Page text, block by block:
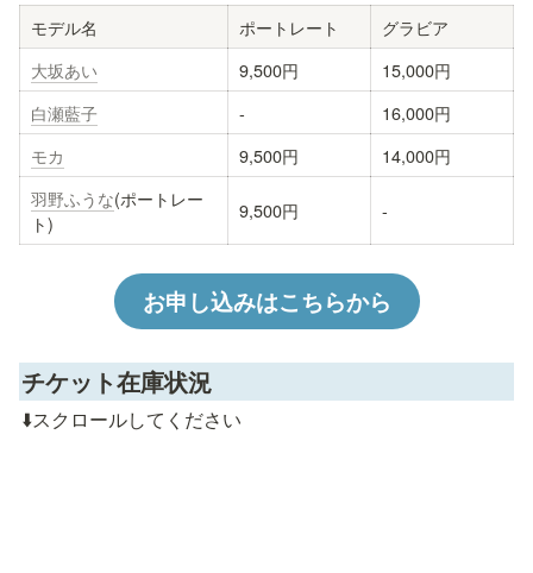
モデル名 ポートレート
グラビア
大坂あい
9,500円
15,000円
白瀬藍子
-
16,000円
モカ
9,500円
14,000円
羽野ふうな(ポートレー
ト)
9,500円 -
お申し込みはこちらから
チケット在庫状況
⬇️スクロールしてください